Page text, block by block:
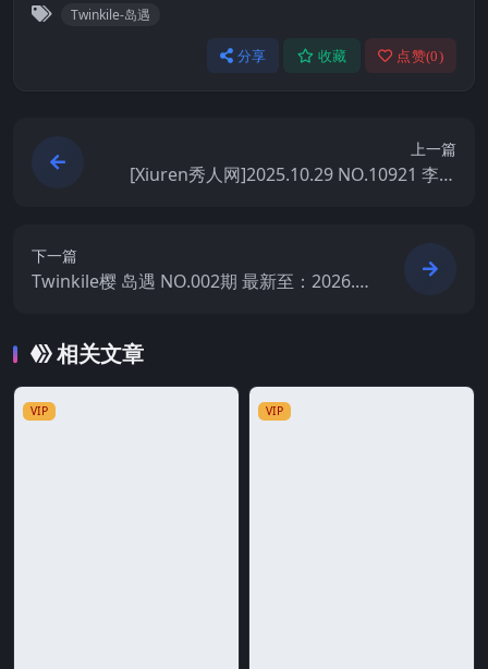
Twinkile-岛遇
分享 收藏 点赞(0)
上一篇
[Xiuren秀人网]2025.10.29 NO.10921 李星
下一篇
Twinkile樱 岛遇 NO.002期 最新至：2026.6.
相关文章
VIP VIP